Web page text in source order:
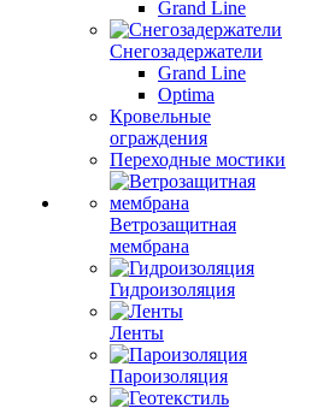
Grand Line
Снегозадержатели
Grand Line
Optima
Кровельные
ограждения
Переходные мостики
Ветрозащитная
мембрана
Гидроизоляция
Ленты
Пароизоляция